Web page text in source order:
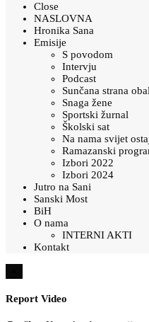
Close
NASLOVNA
Hronika Sana
Emisije
S povodom
Intervju
Podcast
Sunčana strana
Snaga žene
Sportski žurnal
Školski sat
Na nama svijet
Ramazanski
Izbori 2022
Izbori 2024
Jutro na Sani
Sanski Most
BiH
O nama
INTERNI AKTI
Kontakt
Report Video